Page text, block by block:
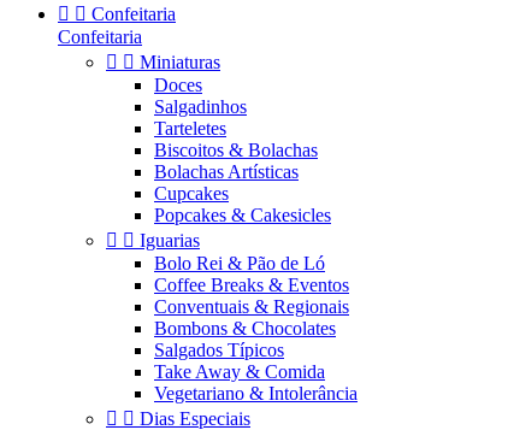
  Confeitaria
Confeitaria
  Miniaturas
Doces
Salgadinhos
Tarteletes
Biscoitos & Bolachas
Bolachas Artísticas
Cupcakes
Popcakes & Cakesicles
  Iguarias
Bolo Rei & Pão de Ló
Coffee Breaks & Eventos
Conventuais & Regionais
Bombons & Chocolates
Salgados Típicos
Take Away & Comida
Vegetariano & Intolerância
  Dias Especiais